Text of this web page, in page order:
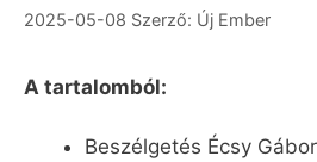
2025-05-08 Szerző: Új Ember
A tartalomból:
Beszélgetés Écsy